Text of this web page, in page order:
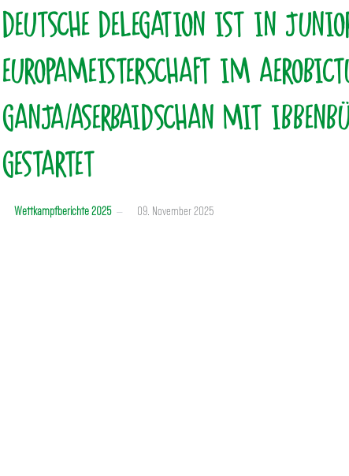
DEUTSCHE DELEGATION IST IN
EUROPAMEISTERSCHAFT IM
GANJA/ASERBAIDSCHAN MIT
GESTARTET
Wettkampfberichte 2025 09. November 2025